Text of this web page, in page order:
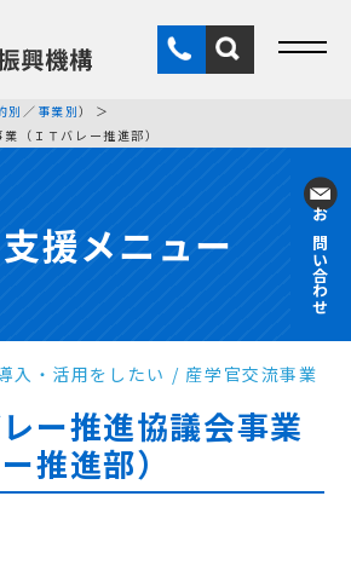
お問い合わせ
別 ／ 事業別）
（ＩＴバレー推進部）
支援メニュー
入・活用をしたい 産学官交流事業
ー推進協議会事業
推進部）